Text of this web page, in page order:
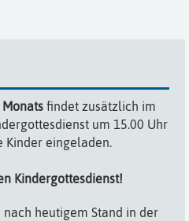
findet zusätzlich im
um 15.00 Uhr
Kinder eingeladen.
Kindergottesdienst!
nach heutigem Stand in der